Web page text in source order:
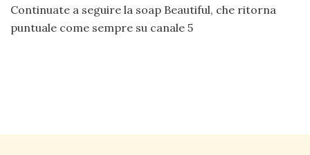
Continuate a seguire la soap Beautiful, che ritorna
puntuale come sempre su canale 5